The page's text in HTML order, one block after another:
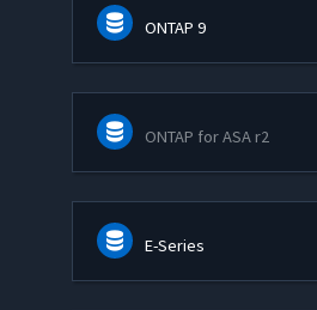
ONTAP 9
ONTAP for ASA r2
E-Series